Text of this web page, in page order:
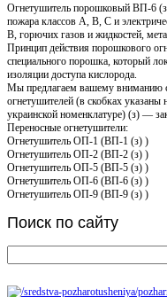
Огнетушитель порошковый ВП-6
пожара классов А, В, С и
В, горючих газов и жидкостей,
Принцип действия порошкового
специального порошка, который
изоляции доступа кислорода.
Мы предлагаем вашему
огнетушителей (в скобках указаны
украинской номенклатуре) (з) —
Переносные огнетушители:
Огнетушитель ОП-1 (ВП-1 (з) )
Огнетушитель ОП-2 (ВП-2 (з) )
Огнетушитель ОП-5 (ВП-5 (з) )
Огнетушитель ОП-6 (ВП-6 (з) )
Огнетушитель ОП-9 (ВП-9 (з) )
Поиск по сайту